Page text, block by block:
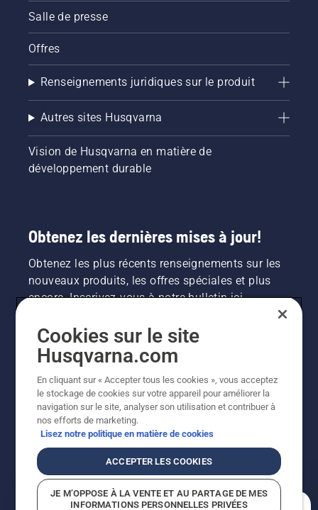
Salle de presse
Offres
Renseignements juridiques sur le produit
Autres sites Husqvarna
Vision de Husqvarna en matière de
développement durable
Obtenez les dernières mises à jour!
Obtenez les plus récents renseignements sur les
nouveaux produits, les offres spéciales et plus
encore. Inscrivez-vous à notre bulletin ici.
INSCRIPTION À LA NEWSLETTER
©2026 Husqvarna AB (publ.). En raison de
l'amélioration continue, le produit peut légèrement
Cookies sur le site
Husqvarna.com
En cliquant sur « Accepter tous les cookies », vous acceptez
le stockage de cookies sur votre appareil pour améliorer la
navigation sur le site, analyser son utilisation et contribuer à
nos efforts de marketing.
Lisez notre politique en matière de cookies
ACCEPTER LES COOKIES
JE M’OPPOSE À LA VENTE ET AU PARTAGE DE MES
INFORMATIONS PERSONNELLES PRIVÉES